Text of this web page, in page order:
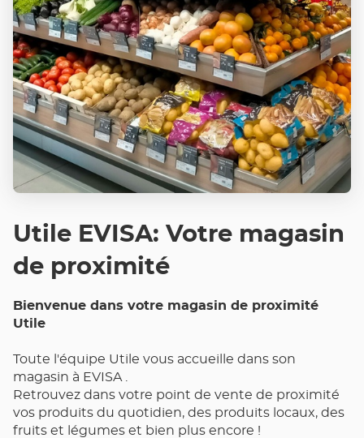
Utile EVISA: Votre magasin
de proximité
Bienvenue dans votre magasin de proximité
Utile
Toute l'équipe Utile vous accueille dans son
magasin à EVISA .
Retrouvez dans votre point de vente de proximité
vos produits du quotidien, des produits locaux, des
fruits et légumes et bien plus encore !